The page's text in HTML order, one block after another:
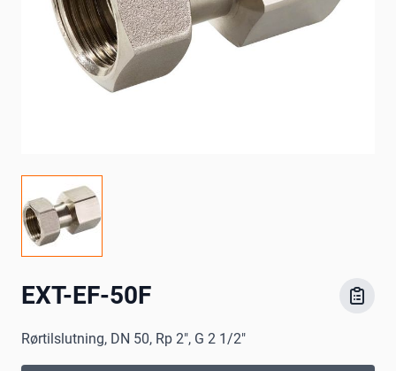
EXT-EF-50F
Rørtilslutning, DN 50, Rp 2", G 2 1/2"